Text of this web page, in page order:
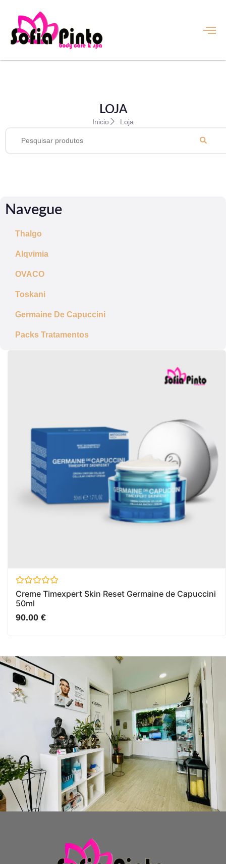
LOJA
Inicio Loja
Navegue
Thalgo
Alqvimia
OVACO
Toskani
Germaine De Capuccini
Packs Tratamentos
Avaliação
0
de
5
Creme Timexpert Skin Reset Germaine de Capuccini
50ml
90.00 €